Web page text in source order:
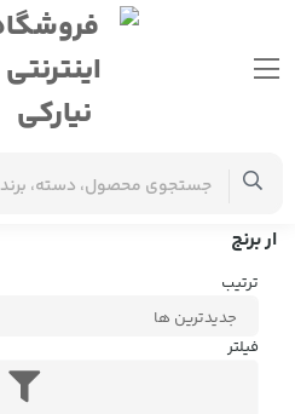
برچسب‌ها ار برنج
ار برنج
ترتیب
فیلتر